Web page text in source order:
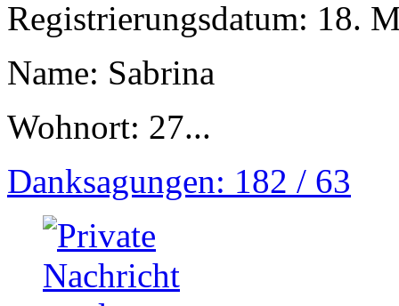
Registrierungsdatum: 18.
Name: Sabrina
Wohnort: 27...
Danksagungen: 182 / 63